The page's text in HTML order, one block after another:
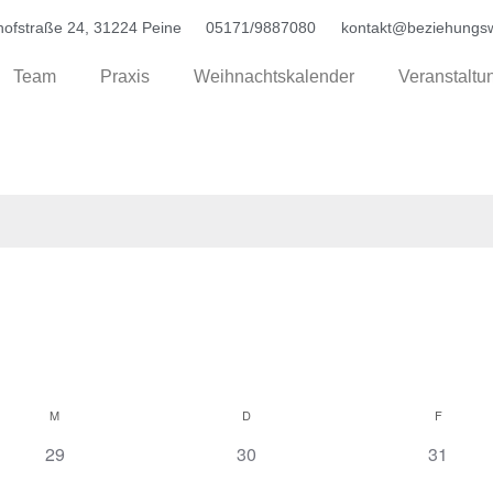
24, 31224 Peine 05171/9887080
Team Praxis Weihnachtskalender
M D F
0 Veranstaltungen,
29 0 Veranstaltungen,
30 0
31